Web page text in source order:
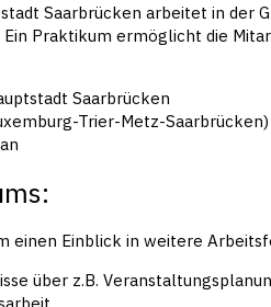
Saarbrücken arbeitet in
Ein Praktikum ermöglicht die
Saarbrücken
Trier-Metz-Saarbrücken)
einen Einblick in weitere
über z.B.